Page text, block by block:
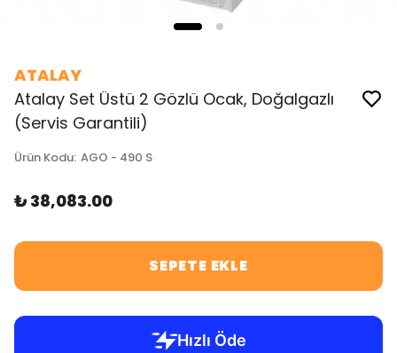
ATALAY
Atalay Set Üstü 2 Gözlü Ocak, Doğalgazlı
(Servis Garantili)
Ürün Kodu: AGO - 490 S
₺ 38,083.00
SEPETE EKLE